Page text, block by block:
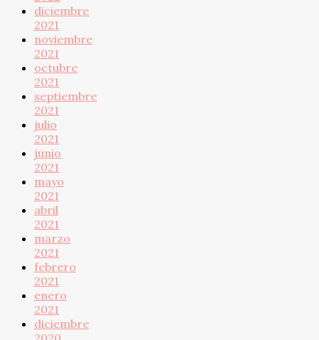
diciembre
2021
noviembre
2021
octubre
2021
septiembre
2021
julio
2021
junio
2021
mayo
2021
abril
2021
marzo
2021
febrero
2021
enero
2021
diciembre